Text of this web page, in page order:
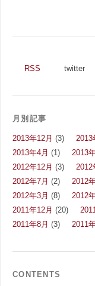
RSS twitter
月別記事
2013年12月 (3) 2013
2013年4月 (1) 2013
2012年12月 (3) 2012
2012年7月 (2) 2012
2012年3月 (8) 2012
2011年12月 (20)
2011年8月 (3) 2011
CONTENTS